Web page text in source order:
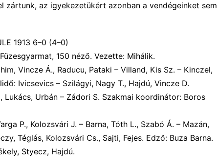
zártunk, az igyekezetükért azonban a vendégeinket sem
1913 6–0 (4–0)
150 néző. Vezette: Mihálik.
Vincze Á., Raducu, Pataki – Villand, Kis Sz. – Kinczel,
Ivicsevics – Szilágyi, Nagy T., Hajdú, Vincze D.
Lukács, Urbán – Zádori S. Szakmai koordinátor: Boros
P., Kolozsvári J. – Barna, Tóth L., Szabó Á. – Mazán,
Téglás, Kolozsvári Cs., Sajti, Fejes. Edző: Buza Barna.
Styecz, Hajdú.